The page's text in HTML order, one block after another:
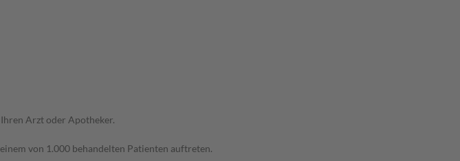
Arzt oder Apotheker.
von 1.000 behandelten Patienten auftreten.